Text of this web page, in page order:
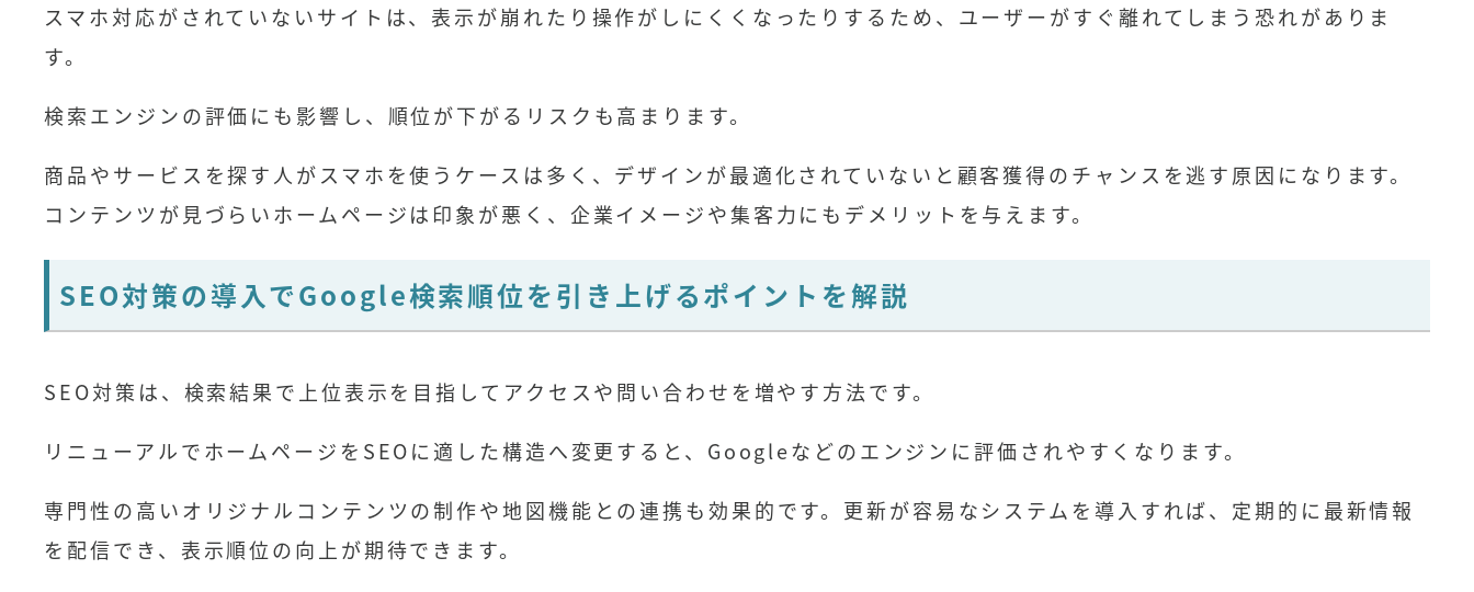
スマホ対応がされていないサイトは、表示が崩れたり操作がしにくくなったりするため、ユーザーがすぐ離れてしまう恐れがありま
す。
検索エンジンの評価にも影響し、順位が下がるリスクも高まります。
商品やサービスを探す人がスマホを使うケースは多く、デザインが最適化されていないと顧客獲得のチャンスを逃す原因になります。
コンテンツが見づらいホームページは印象が悪く、企業イメージや集客力にもデメリットを与えます。
SEO対策の導入でGoogle検索順位を引き上げるポイントを解説
SEO対策は、検索結果で上位表示を目指してアクセスや問い合わせを増やす方法です。
リニューアルでホームページをSEOに適した構造へ変更すると、Googleなどのエンジンに評価されやすくなります。
専門性の高いオリジナルコンテンツの制作や地図機能との連携も効果的です。更新が容易なシステムを導入すれば、定期的に最新情報
を配信でき、表示順位の向上が期待できます。